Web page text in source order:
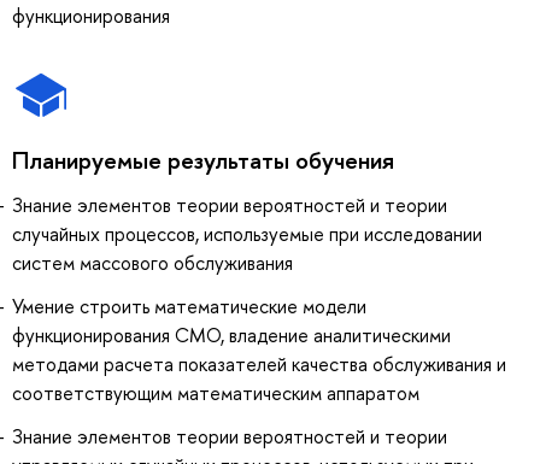
функционирования
Планируемые результаты обучения
Знание элементов теории вероятностей и теории
случайных процессов, используемые при исследовании
систем массового обслуживания
Умение строить математические модели
функционирования СМО, владение аналитическими
методами расчета показателей качества обслуживания и
соответствующим математическим аппаратом
Знание элементов теории вероятностей и теории